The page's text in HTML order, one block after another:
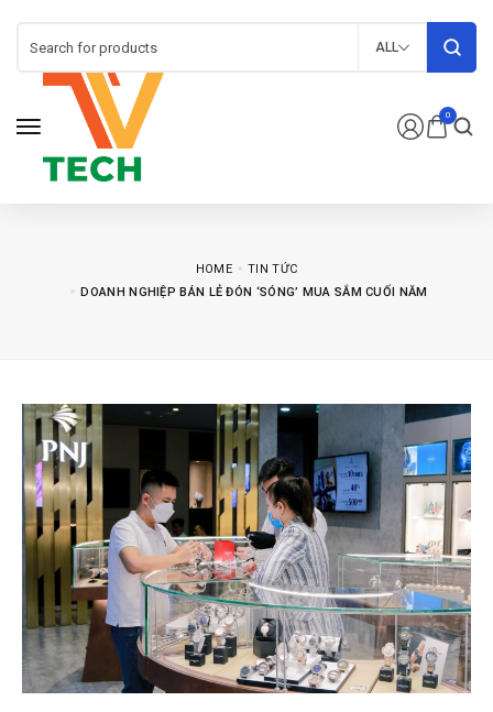
0
ALL
HOME
TIN TỨC
DOANH NGHIỆP BÁN LẺ ĐÓN ‘SÓNG’ MUA SẮM CUỐI NĂM